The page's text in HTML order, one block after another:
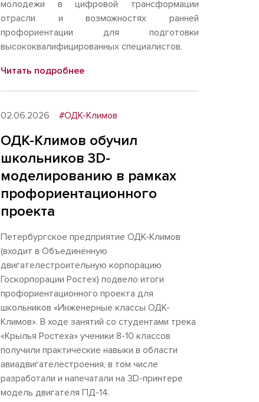
молодежи в цифровой трансформации
отрасли и возможностях ранней
профориентации для подготовки
высококвалифицированных специалистов.
Читать подробнее
02.06.2026 #ОДК-Климов
ОДК-Климов обучил
школьников 3D-
моделированию в рамках
профориентационного
проекта
Петербургское предприятие ОДК-Климов
(входит в Объединённую
двигателестроительную корпорацию
Госкорпорации Ростех) подвело итоги
профориентационного проекта для
школьников «Инженерные классы ОДК-
Климов». В ходе занятий со студентами трека
«Крылья Ростеха» ученики 8-10 классов
получили практические навыки в области
авиадвигателестроения, в том числе
разработали и напечатали на 3D-принтере
модель двигателя ПД-14.